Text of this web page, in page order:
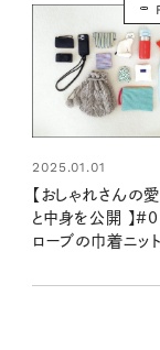
2025.01.01
【おしゃれさんの
と中身を公開 】
ローブの巾着ニット